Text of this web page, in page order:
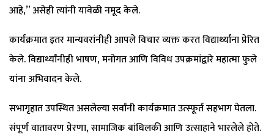
आहे,” असेही त्यांनी यावेळी नमूद केले.
कार्यक्रमात इतर मान्यवरांनीही आपले विचार व्यक्त करत विद्यार्थ्यांना प्रेरित
केले. विद्यार्थ्यांनीही भाषण, मनोगत आणि विविध उपक्रमांद्वारे महात्मा फुले
यांना अभिवादन केले.
सभागृहात उपस्थित असलेल्या सर्वांनी कार्यक्रमात उत्स्फूर्त सहभाग घेतला.
संपूर्ण वातावरण प्रेरणा, सामाजिक बांधिलकी आणि उत्साहाने भारलेले होते.